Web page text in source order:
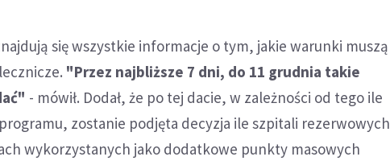
się wszystkie informacje o tym, jakie warunki muszą
"Przez najbliższe 7 dni, do 11 grudnia takie
- mówił. Dodał, że po tej dacie, w zależności od tego ile
zostanie podjęta decyzja ile szpitali rezerwowych
wykorzystanych jako dodatkowe punkty masowych